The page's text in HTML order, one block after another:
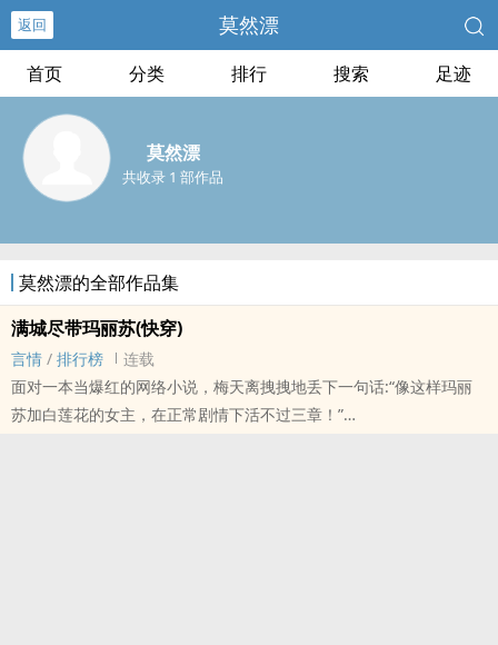
返回 莫然漂
首页 分类 排行 搜索 足迹
莫然漂
共收录 1 部作品
莫然漂的全部作品集
满城尽带玛丽苏(快穿)
言情 / 排行榜
连载
面对一本当爆红的网络小说，梅天离拽拽地丢下一句话:“像这样玛丽
苏加白莲花的女主，在正常剧情下活不过三章！”